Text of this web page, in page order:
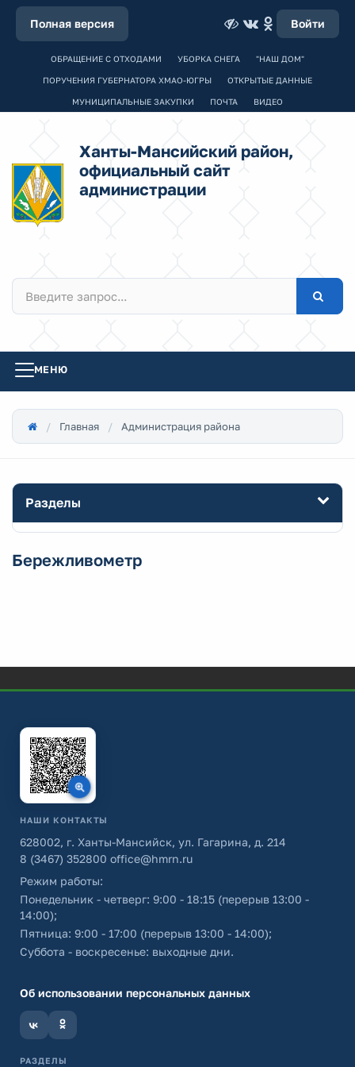
Полная версия Войти
ОБРАЩЕНИЕ С ОТХОДАМИ УБОРКА СНЕГА "НАШ ДОМ"
ПОРУЧЕНИЯ ГУБЕРНАТОРА ХМАО-ЮГРЫ ОТКРЫТЫЕ ДАННЫЕ
МУНИЦИПАЛЬНЫЕ ЗАКУПКИ ПОЧТА ВИДЕО
Ханты-Мансийский район,
официальный сайт
администрации
МЕНЮ
Главная Администрация района
Разделы
Бережливометр
НАШИ КОНТАКТЫ
628002, г. Ханты-Мансийск, ул. Гагарина, д. 214
8 (3467) 352800 office@hmrn.ru
Режим работы:
Понедельник - четверг: 9:00 - 18:15 (перерыв 13:00 -
14:00);
Пятница: 9:00 - 17:00 (перерыв 13:00 - 14:00);
Суббота - воскресенье: выходные дни.
Об использовании персональных данных
РАЗДЕЛЫ